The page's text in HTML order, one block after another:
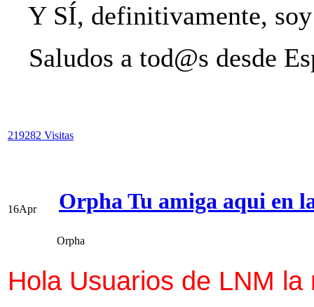
Y SÍ, definitivamente,
Saludos a tod@s desde
219282 Visitas
16Apr Orpha Tu amiga aqui en
Orpha
Hola Usuarios de LNM